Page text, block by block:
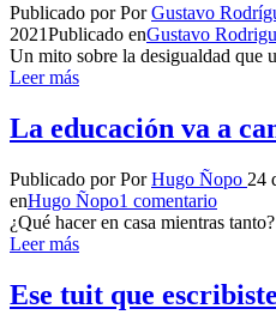
Publicado por PorGustavo
2021Publicado enGustavo
Un mito sobre la desigualdad que
Leer más
La educación va a
Publicado por PorHugo Ñopo 24
enHugo Ñopo1 comentario
¿Qué hacer en casa mientras tanto?
Leer más
Ese tuit que escribiste